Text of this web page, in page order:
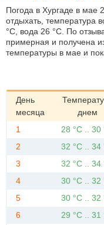
Погода в Хургаде в мае
отдыхать, температура
°C, вода 26 °C. По
примерная и получена
температуры в мае и
День
месяца
днем
1 28 °C .. 30
2
32 °C .. 34
3
32 °C .. 34
4
30 °C .. 32
5
30 °C .. 32
6
29 °C .. 31